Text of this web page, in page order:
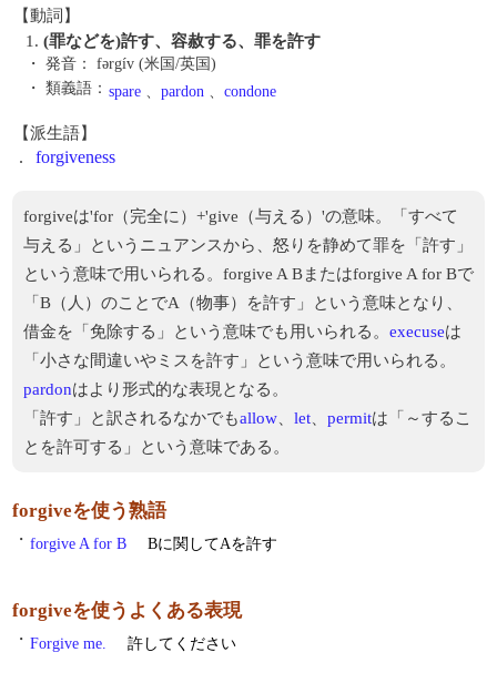
【動詞】
1. (罪などを)許す、容赦する、罪を許す
・ 発音：
fərgív (米国/英国)
・ 類義語： spare 、 pardon 、 condone
【派生語】
. forgiveness
forgiveは'for（完全に）+'give（与える）'の意味。「すべて
与える」というニュアンスから、怒りを静めて罪を「許す」
という意味で用いられる。forgive A Bまたはforgive A for Bで
「B（人）のことでA（物事）を許す」という意味となり、
借金を「免除する」という意味でも用いられる。 execuseは
「小さな間違いやミスを許す」という意味で用いられる。
pardonはより形式的な表現となる。
「許す」と訳されるなかでもallow let permitは「～するこ
とを許可する」という意味である。
forgiveを使う熟語
・ forgive A for B Bに関してAを許す
forgiveを使うよくある表現
・ Forgive me. 許してください